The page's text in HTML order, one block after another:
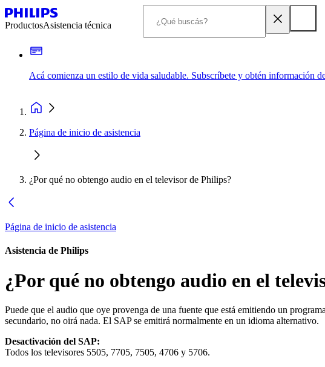
ProductosAsistencia técnica
Acá comienza un estilo de vida saludable. Subscríbete y obtén información
Página de inicio de asistencia
¿Por qué no obtengo audio en el televisor de Philips?
Página de inicio de asistencia
Asistencia de Philips
¿Por qué no obtengo audio en el
Puede que el audio que oye provenga de una fuente que está emitiendo un
secundario, no oirá nada. El SAP se emitirá normalmente en un idioma alternativo.
Desactivación del SAP:
Todos los televisores 5505, 7705, 7505, 4706 y 5706.